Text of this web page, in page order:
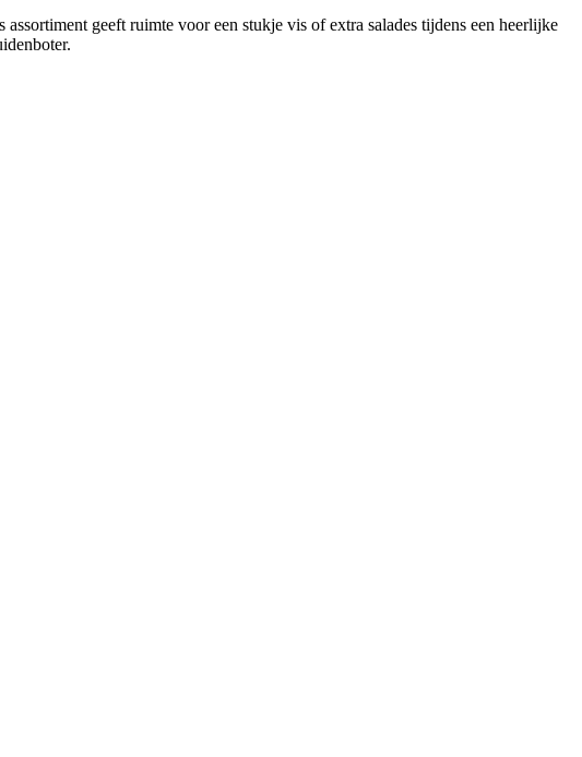
geeft ruimte voor een stukje vis of extra salades tijdens een heerlijke